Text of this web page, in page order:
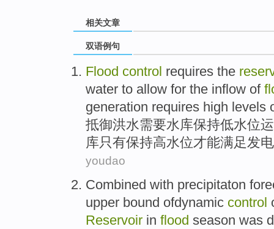
相关文章
双语例句
Flood control requires the
water to allow for the inflow of
generation requires high levels
抵御洪水需要水库保持低水位
库只有保持高水位才能满足发
youdao
Combined with precipitaton
upper bound ofdynamic control
Reservoir in flood season was